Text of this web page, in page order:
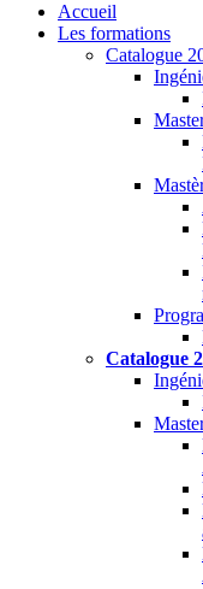
Accueil
Les formations
Catalogue
Catalogue